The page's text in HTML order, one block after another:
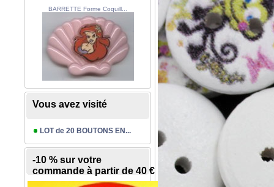
BARRETTE Forme Coquill...
Vous avez visité
LOT de 20 BOUTONS EN...
-10 % sur votre
commande à partir de 40 €